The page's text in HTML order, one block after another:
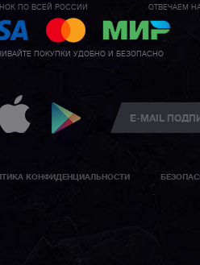
ПО ВСЕЙ РОССИИ ОТВЕЧАЕМ
ПОКУПКИ УДОБНО И БЕЗОПАСНО
КОНФИДЕНЦИАЛЬНОСТИ